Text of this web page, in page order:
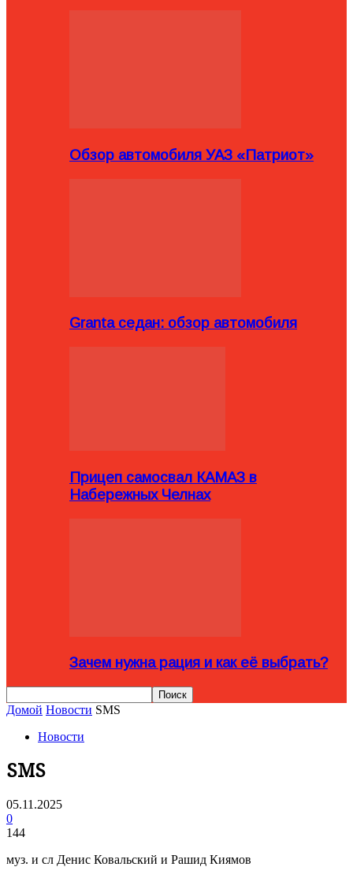
Обзор автомобиля УАЗ «Патриот»
Granta седан: обзор автомобиля
Прицеп самосвал КАМАЗ в
Набережных Челнах
Зачем нужна рация и как её выбрать?
Домой Новости SMS
Новости
SMS
05.11.2025
0
144
муз. и сл Денис Ковальский и Рашид Киямов